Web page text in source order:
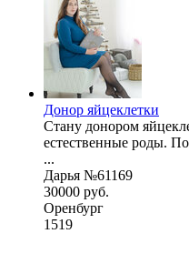
Донор яйцеклетки
Стану донором
естественные роды.
...
Дарья №61169
30000 руб.
Оренбург
1519